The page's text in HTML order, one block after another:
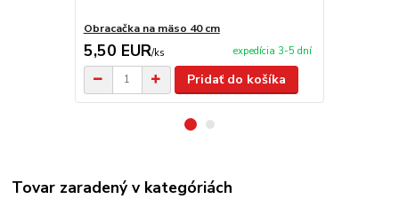
Obracačka na mäso 40 cm
5,50 EUR/ks expedícia 3-5 dní
Pridať do košíka
Tovar zaradený v kategóriách